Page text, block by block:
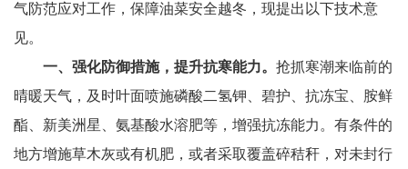
气防范应对工作，保障油菜安全越冬，现提出以下技术意
见。
一、强化防御措施，提升抗寒能力。 抢抓寒潮来临前的
晴暖天气，及时叶面喷施磷酸二氢钾、碧护、抗冻宝、胺鲜
酯、新美洲星、氨基酸水溶肥等，增强抗冻能力。有条件的
地方增施草木灰或有机肥，或者采取覆盖碎秸秆，对未封行